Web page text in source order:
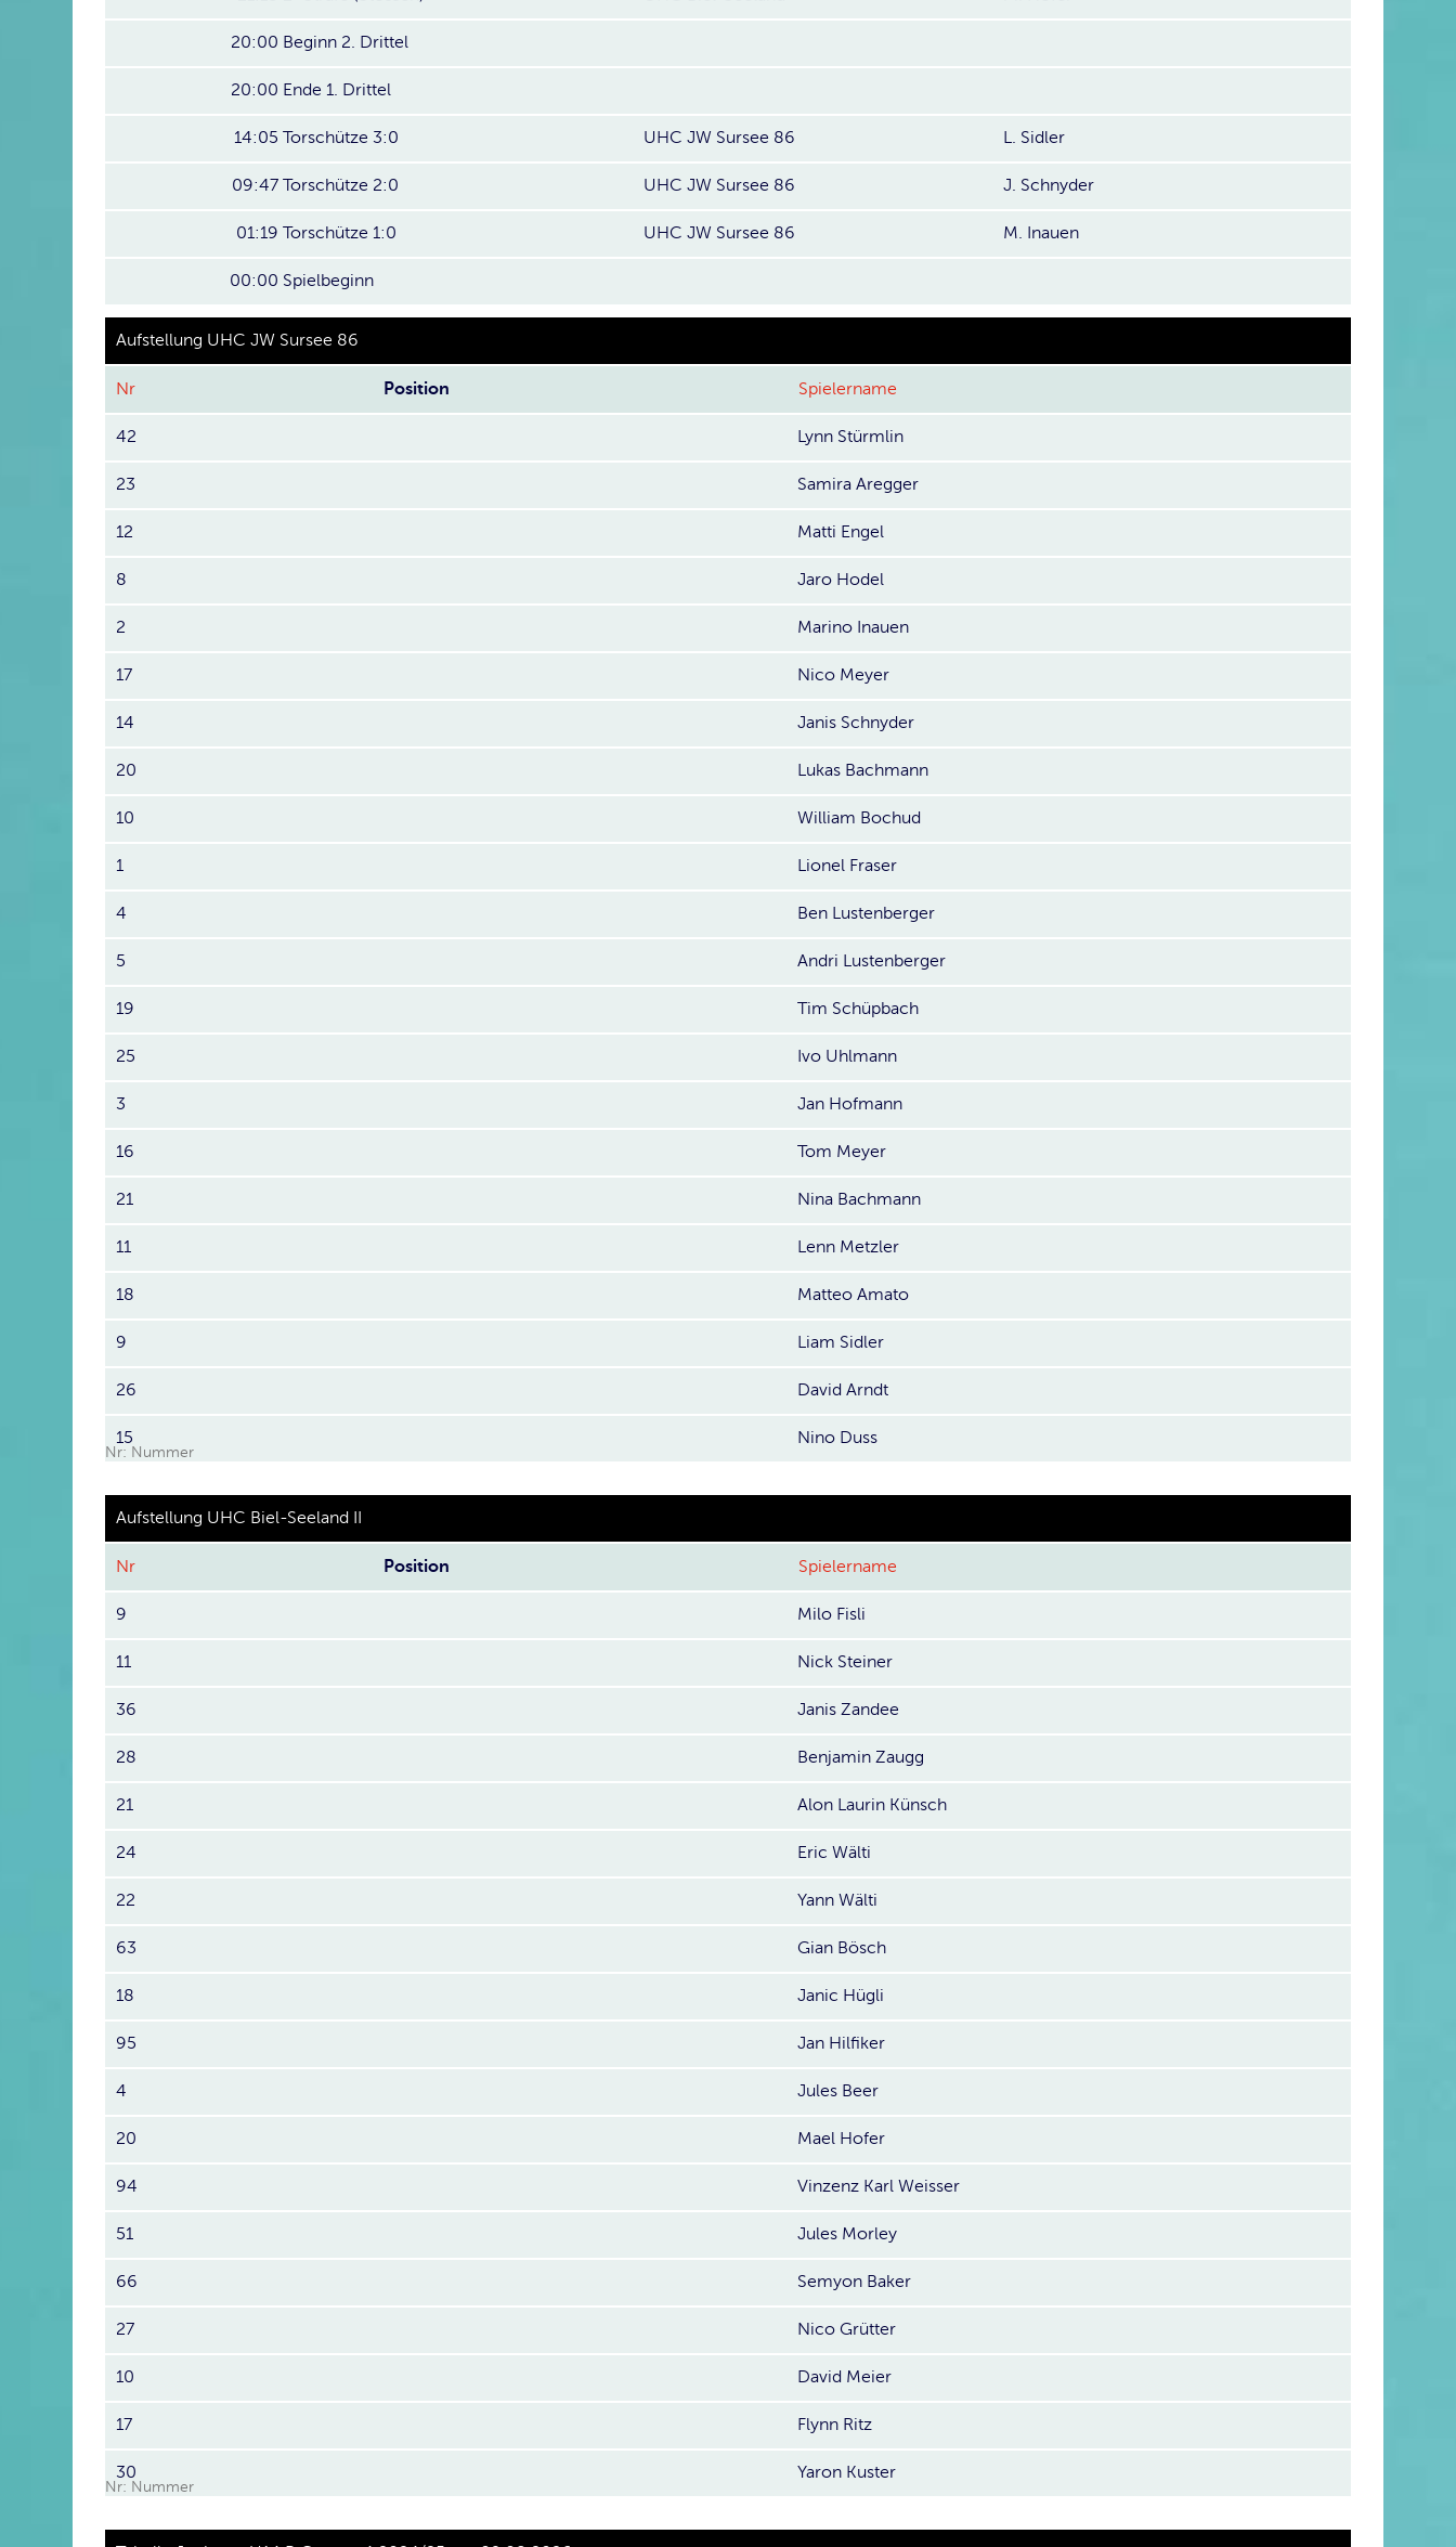
20:00 Beginn 2. Drittel
20:00 Ende 1. Drittel
14:05 Torschütze 3:0 UHC JW Sursee 86 L. Sidler
09:47 Torschütze 2:0 UHC JW Sursee 86 J. Schnyder
01:19 Torschütze 1:0 UHC JW Sursee 86 M. Inauen
00:00 Spielbeginn
Aufstellung UHC JW Sursee 86
Nr Position Spielername
42 Lynn Stürmlin
23 Samira Aregger
12 Matti Engel
8 Jaro Hodel
2 Marino Inauen
17 Nico Meyer
14 Janis Schnyder
20 Lukas Bachmann
10 William Bochud
1 Lionel Fraser
4 Ben Lustenberger
5 Andri Lustenberger
19 Tim Schüpbach
25 Ivo Uhlmann
3 Jan Hofmann
16 Tom Meyer
21 Nina Bachmann
11 Lenn Metzler
18 Matteo Amato
9 Liam Sidler
26 David Arndt
15 Nino Duss
Nr: Nummer
Aufstellung UHC Biel-Seeland II
Nr Position Spielername
9 Milo Fisli
11 Nick Steiner
36 Janis Zandee
28 Benjamin Zaugg
21 Alon Laurin Künsch
24 Eric Wälti
22 Yann Wälti
63 Gian Bösch
18 Janic Hügli
95 Jan Hilfiker
4 Jules Beer
20 Mael Hofer
94 Vinzenz Karl Weisser
51 Jules Morley
66 Semyon Baker
27 Nico Grütter
10 David Meier
17 Flynn Ritz
30 Yaron Kuster
Nr: Nummer